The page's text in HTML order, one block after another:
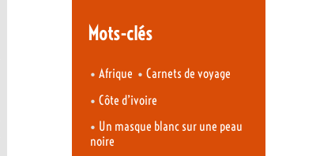
Mots-clés
• Afrique •Carnets de voyage
• Côte d’ivoire
• Un masque blanc sur une peau
noire